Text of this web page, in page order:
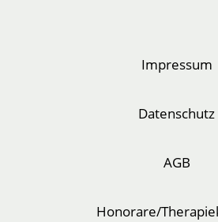
Impressum
Datenschutz
AGB
Honorare/